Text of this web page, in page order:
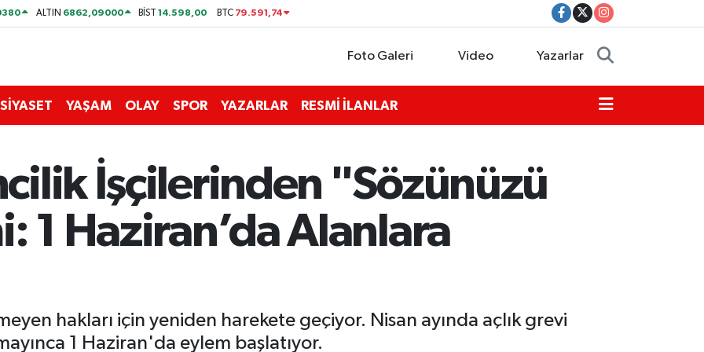
ALTIN 6862,09000 BİST14.598,00 BTC 79.591,74
Foto Galeri Video Yazarlar
SİYASET YAŞAM OLAY SPOR YAZARLAR RESMİ İLANLAR
İşçilerinden "Sözünüzü
1 Haziran’da Alanlara
hakları için yeniden harekete geçiyor. Nisan ayında açlık grevi
1 Haziran'da eylem başlatıyor.